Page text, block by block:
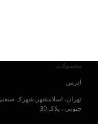
محصولات
آدرس
جنوبی ، پلاک 30